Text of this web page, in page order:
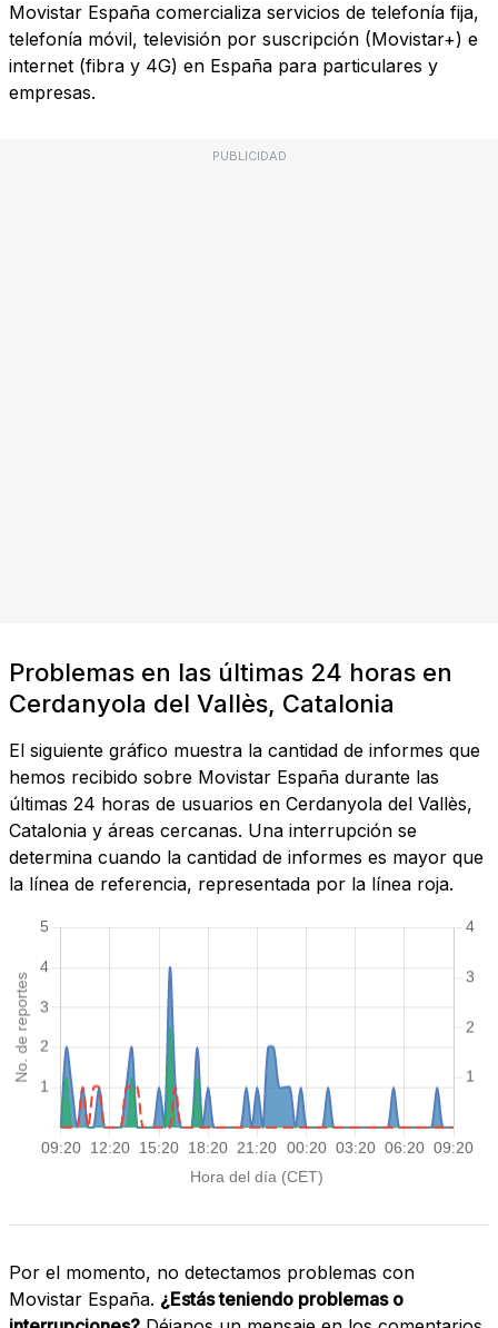
Movistar España comercializa servicios de telefonía fija,
telefonía móvil, televisión por suscripción (Movistar+) e
internet (fibra y 4G) en España para particulares y
empresas.
PUBLICIDAD
Problemas en las últimas 24 horas en
Cerdanyola del Vallès, Catalonia
El siguiente gráfico muestra la cantidad de informes que
hemos recibido sobre Movistar España durante las
últimas 24 horas de usuarios en Cerdanyola del Vallès,
Catalonia y áreas cercanas. Una interrupción se
determina cuando la cantidad de informes es mayor que
la línea de referencia, representada por la línea roja.
Por el momento, no detectamos problemas con
Movistar España. ¿Estás teniendo problemas o